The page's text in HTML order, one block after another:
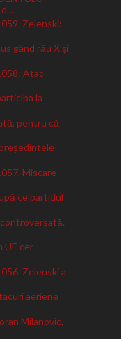
Zelenski:
gând rău X și
Atac
la
pentru că
Mișcare
ce partidul
UE cer
Zelenski a
aeriene
Milanovic,